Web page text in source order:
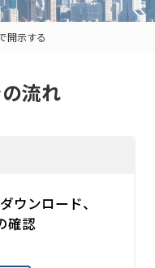
開示する
流れ
ダウンロード、
確認